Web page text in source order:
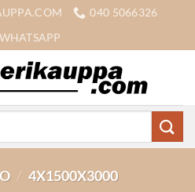
040 5066326
WHATSAPP
/ 4X1500X3000